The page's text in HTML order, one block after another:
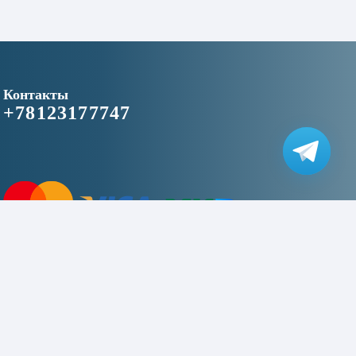
Контакты
+78123177747